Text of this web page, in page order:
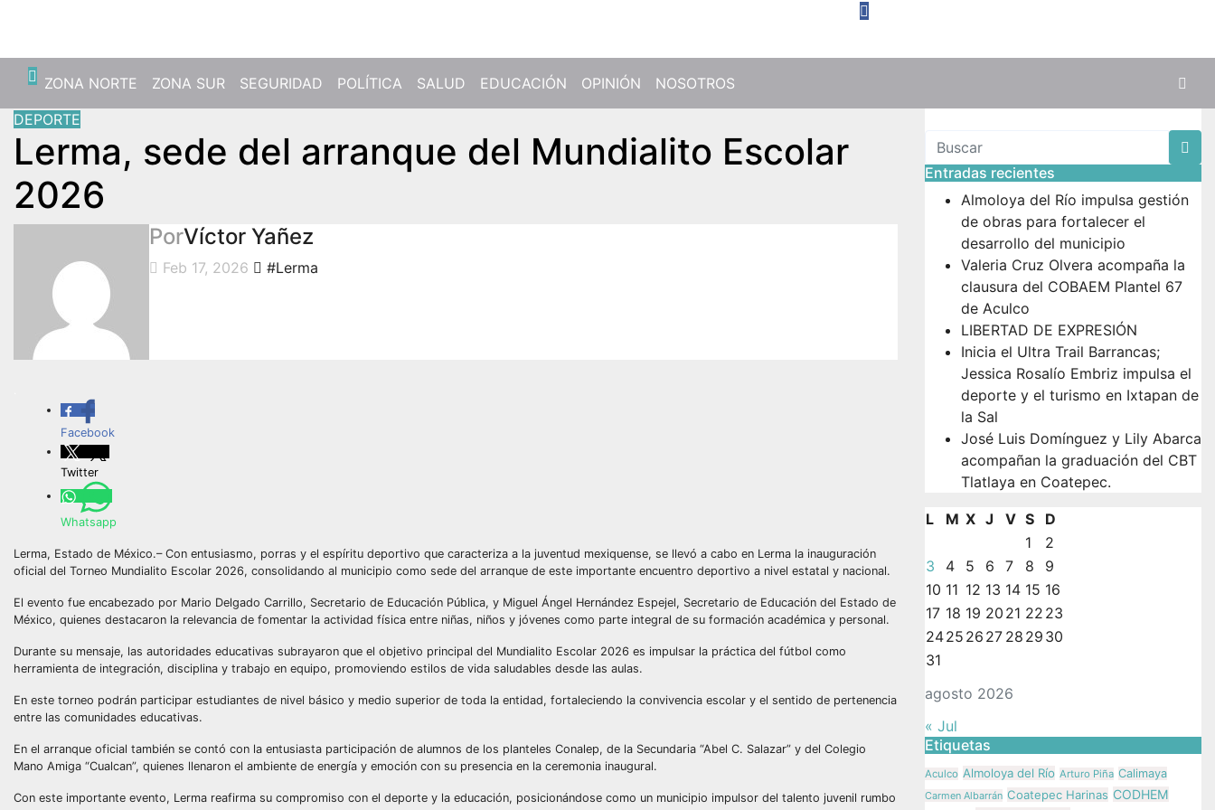
ZONA NORTE ZONA SUR SEGURIDAD POLÍTICA SALUD EDUCACIÓN OPINIÓN
NOSOTROS
DEPORTE
Lerma, sede del arranque del Mundialito Escolar
2026
PorVíctor Yañez
Feb 17, 2026 #Lerma
Facebook
Twitter
Whatsapp
Lerma, Estado de México.– Con entusiasmo, porras y el espíritu deportivo que caracteriza a la juventud mexiquense, se llevó a cabo en Lerma la inauguración
oficial del Torneo Mundialito Escolar 2026, consolidando al municipio como sede del arranque de este importante encuentro deportivo a nivel estatal y nacional.
El evento fue encabezado por Mario Delgado Carrillo, Secretario de Educación Pública, y Miguel Ángel Hernández Espejel, Secretario de Educación del Estado de
México, quienes destacaron la relevancia de fomentar la actividad física entre niñas, niños y jóvenes como parte integral de su formación académica y personal.
Durante su mensaje, las autoridades educativas subrayaron que el objetivo principal del Mundialito Escolar 2026 es impulsar la práctica del fútbol como
herramienta de integración, disciplina y trabajo en equipo, promoviendo estilos de vida saludables desde las aulas.
En este torneo podrán participar estudiantes de nivel básico y medio superior de toda la entidad, fortaleciendo la convivencia escolar y el sentido de pertenencia
entre las comunidades educativas.
En el arranque oficial también se contó con la entusiasta participación de alumnos de los planteles Conalep, de la Secundaria “Abel C. Salazar” y del Colegio
Mano Amiga “Cualcan”, quienes llenaron el ambiente de energía y emoción con su presencia en la ceremonia inaugural.
Con este importante evento, Lerma reafirma su compromiso con el deporte y la educación, posicionándose como un municipio impulsor del talento juvenil rumbo
Entradas recientes
Almoloya del Río impulsa gestión
de obras para fortalecer el
desarrollo del municipio
Valeria Cruz Olvera acompaña la
clausura del COBAEM Plantel 67
de Aculco
LIBERTAD DE EXPRESIÓN
Inicia el Ultra Trail Barrancas;
Jessica Rosalío Embriz impulsa el
deporte y el turismo en Ixtapan de
la Sal
José Luis Domínguez y Lily Abarca
acompañan la graduación del CBT
Tlatlaya en Coatepec.
agosto 2026
L M X J V S
D
1
2
3
4 5 6 7 8
9
10 11 12 13 14 15 16
17 18 19 20 21 22 23
2425 26 27 28 29 30
31
« Jul
Etiquetas
Aculco Almoloya del Río Arturo Piña Calimaya
Carmen Albarrán Coatepec Harinas CODHEM